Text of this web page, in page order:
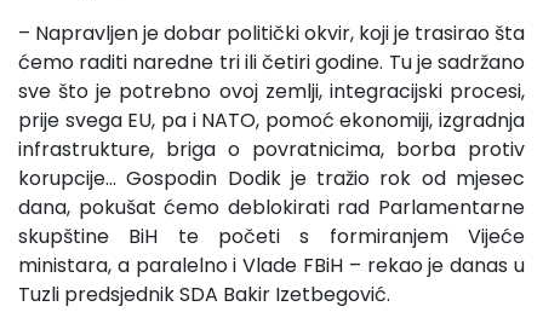
– Napravljen je dobar politički okvir, koji je trasirao šta
ćemo raditi naredne tri ili četiri godine. Tu je sadržano
sve što je potrebno ovoj zemlji, integracijski procesi,
prije svega EU, pa i NATO, pomoć ekonomiji, izgradnja
infrastrukture, briga o povratnicima, borba protiv
korupcije… Gospodin Dodik je tražio rok od mjesec
dana, pokušat ćemo deblokirati rad Parlamentarne
skupštine BiH te početi s formiranjem Vijeće
ministara, a paralelno i Vlade FBiH – rekao je danas u
Tuzli predsjednik SDA Bakir Izetbegović.